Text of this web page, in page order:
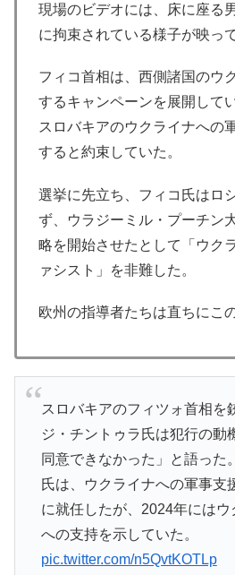
現場のビデオには、床に座る
に拘束されている様子が映っ
フィコ首相は、西側諸国のウ
するキャンペーンを展開して
スロバキアのウクライナへの
すると約束していた。
選挙に先立ち、フィコ氏はロ
ず、ウラジーミル・プーチン
略を開始させたとして「ウク
ァシスト」を非難した。
欧州の指導者たちは直ちにこ
スロバキアのフィツォ首相を
ジ・チントゥラ氏は犯行の動
同意できなかった」と語った
氏は、ウクライナへの軍事支
に就任したが、2024年には
への支持を示していた。
pic.twitter.com/n5QvtKOTLp